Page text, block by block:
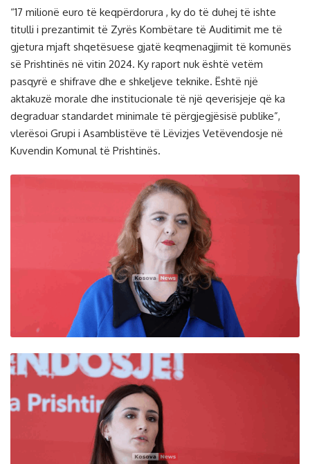
“17 milionë euro të keqpërdorura , ky do të duhej të ishte
titulli i prezantimit të Zyrës Kombëtare të Auditimit me të
gjetura mjaft shqetësuese gjatë keqmenagjimit të komunës
së Prishtinës në vitin 2024. Ky raport nuk është vetëm
pasqyrë e shifrave dhe e shkeljeve teknike. Është një
aktakuzë morale dhe institucionale të një qeverisjeje që ka
degraduar standardet minimale të përgjegjësisë publike”,
vlerësoi Grupi i Asamblistëve të Lëvizjes Vetëvendosje në
Kuvendin Komunal të Prishtinës.